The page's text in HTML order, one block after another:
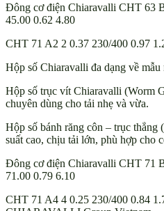
Đông cơ điện Chiaravalli CHT 63
45.00 0.62 4.80
CHT 71 A2 2 0.37 230/400 0.97
Hộp số Chiaravalli đa dạng về
Hộp số trục vít Chiaravalli (Worm
chuyên dùng cho tải nhẹ và vừa.
Hộp số bánh răng côn – trục
suất cao, chịu tải lớn, phù hợp cho
Đông cơ điện Chiaravalli CHT 71
71.00 0.79 6.10
CHT 71 A4 4 0.25 230/400 0.84